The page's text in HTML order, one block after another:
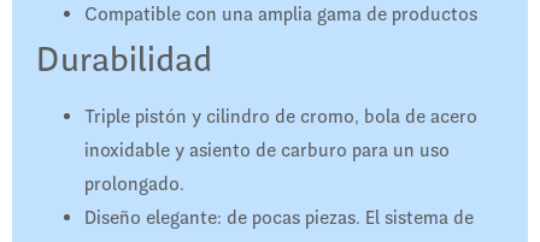
Compatible con una amplia gama de productos
Durabilidad
Triple pistón y cilindro de cromo, bola de acero
inoxidable y asiento de carburo para un uso
prolongado.
Diseño elegante: de pocas piezas. El sistema de